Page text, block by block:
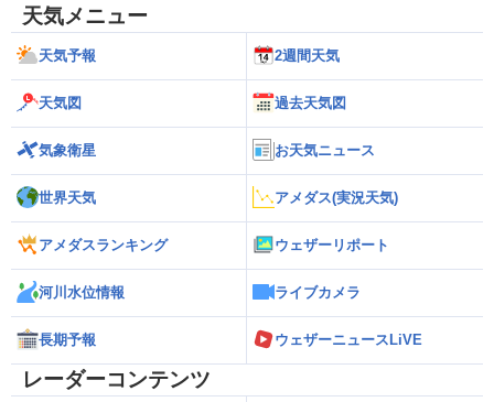
天気メニュー
天気予報 2週間天気
天気図 過去天気図
気象衛星 お天気ニュース
世界天気 アメダス(実況天気)
アメダスランキング ウェザーリポート
河川水位情報 ライブカメラ
長期予報 ウェザーニュースLiVE
レーダーコンテンツ